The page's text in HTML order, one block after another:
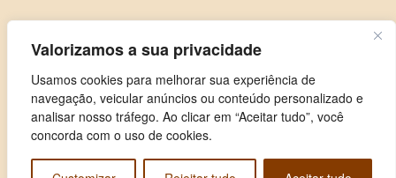
Valorizamos a sua privacidade
Usamos cookies para melhorar sua experiência de
navegação, veicular anúncios ou conteúdo personalizado e
analisar nosso tráfego. Ao clicar em “Aceitar tudo”, você
concorda com o uso de cookies.